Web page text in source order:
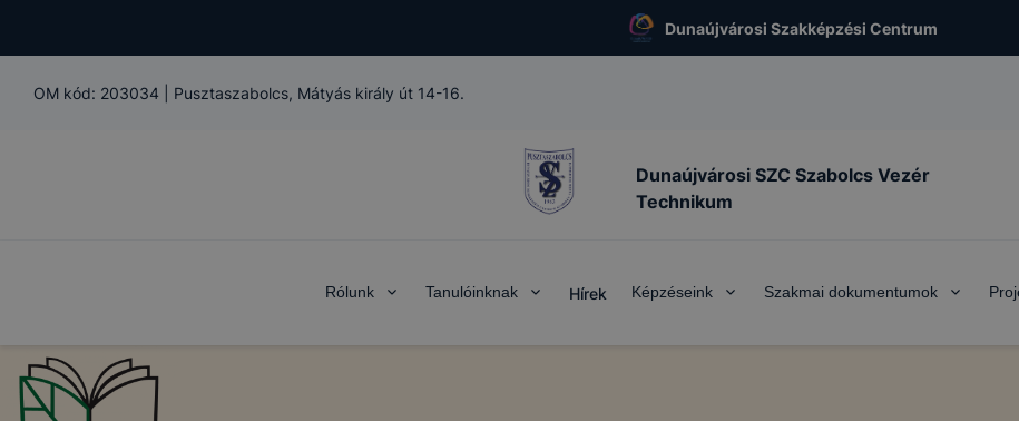
Dunaújvárosi Szakképzési Centrum
OM kód: 203034 Pusztaszabolcs, Mátyás király út 14-16.
Dunaújvárosi SZC Szabolcs Vezér
Technikum
Rólunk Tanulóinknak Hírek Képzéseink Szakmai dokumentumok